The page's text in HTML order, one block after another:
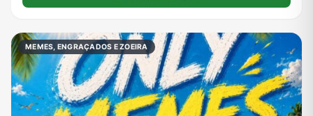
MEMES, ENGRAÇADOS E ZOEIRA